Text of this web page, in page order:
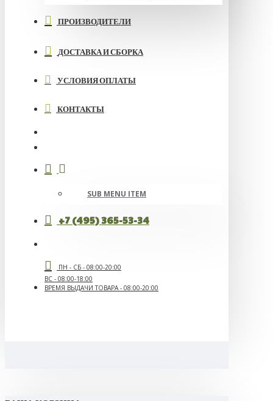
ПРОИЗВОДИТЕЛИ
ДОСТАВКА И СБОРКА
УСЛОВИЯ ОПЛАТЫ
КОНТАКТЫ
SUB MENU ITEM
+7 (495) 365-53-34
ПН - СБ - 08:00-20:00
ВС - 08:00-18:00
ВРЕМЯ ВЫДАЧИ ТОВАРА - 08:00-20:00